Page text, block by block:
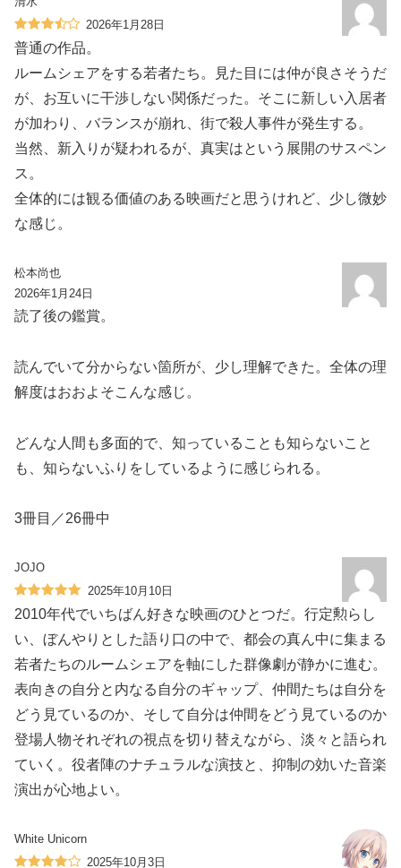
2026年1月28日
普通の作品。
ルームシェアをする若者たち。見た目には仲が良さそうだ
が、お互いに干渉しない関係だった。そこに新しい入居者
が加わり、バランスが崩れ、街で殺人事件が発生する。
当然、新入りが疑われるが、真実はという展開のサスペン
ス。
全体的には観る価値のある映画だと思うけれど、少し微妙
な感じ。
松本尚也
2026年1月24日
読了後の鑑賞。
読んでいて分からない箇所が、少し理解できた。全体の理
解度はおおよそこんな感じ。
どんな人間も多面的で、知っていることも知らないこと
も、知らないふりをしているように感じられる。
3冊目／26冊中
JOJO
2025年10月10日
2010年代でいちばん好きな映画のひとつだ。行定勲らし
い、ぼんやりとした語り口の中で、都会の真ん中に集まる
若者たちのルームシェアを軸にした群像劇が静かに進む。
表向きの自分と内なる自分のギャップ、仲間たちは自分を
どう見ているのか、そして自分は仲間をどう見ているのか
登場人物それぞれの視点を切り替えながら、淡々と語られ
ていく。役者陣のナチュラルな演技と、抑制の効いた音楽
演出が心地よい。
White Unicorn
2025年10月3日